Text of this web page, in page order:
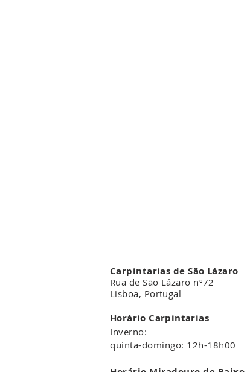
Carpintarias de São Lázaro
Rua de São Lázaro nº72
Lisboa, Portugal
Horário Carpintarias
Inverno:
quinta-domingo: 12h-18h00